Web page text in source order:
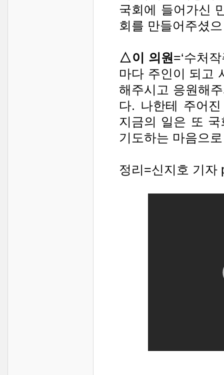
국회에 들어가신
회를 만들어주셨
△이 의원=‘수처
마다 주인이 되고
해주시고 응원해
다. 나한테 주어
지금의 일은 또
기도하는 마음으
정리=신지호 기자